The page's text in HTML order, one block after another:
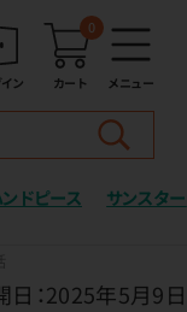
ン カート
0
メニュー
ドピース サンスター
日：2025年5月9日